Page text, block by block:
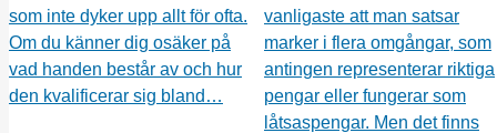
som inte dyker upp allt för ofta.
Om du känner dig osäker på
vad handen består av och hur
den kvalificerar sig bland…
vanligaste att man satsar
marker i flera omgångar, som
antingen representerar riktiga
pengar eller fungerar som
låtsaspengar. Men det finns